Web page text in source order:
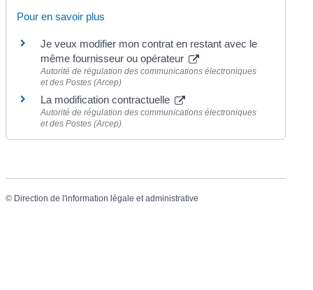
Pour en savoir plus
Je veux modifier mon contrat en restant avec le
même fournisseur ou opérateur
Autorité de régulation des communications électroniques
et des Postes (Arcep)
La modification contractuelle
Autorité de régulation des communications électroniques
et des Postes (Arcep)
© Direction de l'information légale et administrative